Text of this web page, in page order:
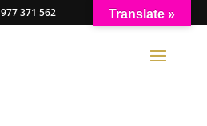
977 371 562 Translate »